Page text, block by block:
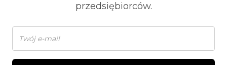
przedsiębiorców.